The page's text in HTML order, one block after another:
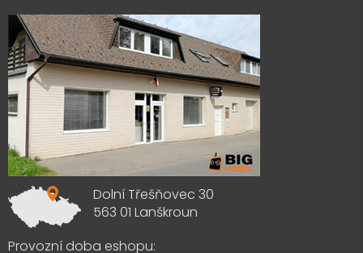
Dolní Třešňovec 30
563 01 Lanškroun
Provozní doba eshopu: